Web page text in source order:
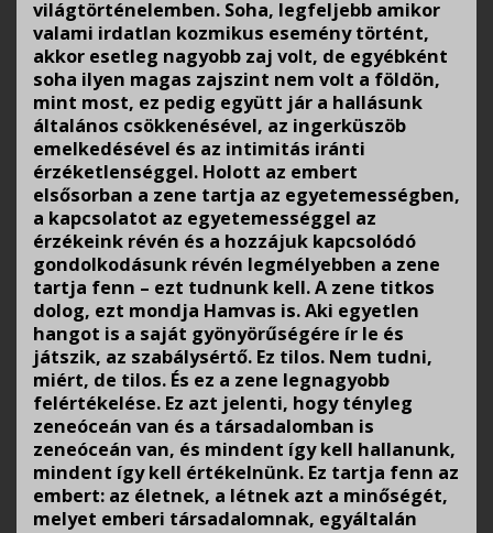
világtörténelemben. Soha, legfeljebb amikor
valami irdatlan kozmikus esemény történt,
akkor esetleg nagyobb zaj volt, de egyébként
soha ilyen magas zajszint nem volt a földön,
mint most, ez pedig együtt jár a hallásunk
általános csökkenésével, az ingerküszöb
emelkedésével és az intimitás iránti
érzéketlenséggel. Holott az embert
elsősorban a zene tartja az egyetemességben,
a kapcsolatot az egyetemességgel az
érzékeink révén és a hozzájuk kapcsolódó
gondolkodásunk révén legmélyebben a zene
tartja fenn – ezt tudnunk kell. A zene titkos
dolog, ezt mondja Hamvas is. Aki egyetlen
hangot is a saját gyönyörűségére ír le és
játszik, az szabálysértő. Ez tilos. Nem tudni,
miért, de tilos. És ez a zene legnagyobb
felértékelése. Ez azt jelenti, hogy tényleg
zeneóceán van és a társadalomban is
zeneóceán van, és mindent így kell hallanunk,
mindent így kell értékelnünk. Ez tartja fenn az
embert: az életnek, a létnek azt a minőségét,
melyet emberi társadalomnak, egyáltalán